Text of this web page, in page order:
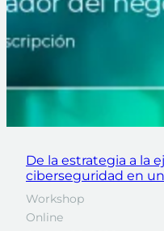
De la estrategia a la
ciberseguridad en
Workshop
Online